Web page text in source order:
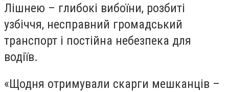
Лішнею – глибокі вибоїни, розбиті
узбіччя, несправний громадський
транспорт і постійна небезпека для
водіїв.
«Щодня отримували скарги мешканців –